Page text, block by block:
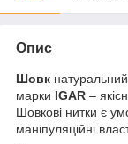
Опис
Шовк натуральний
марки IGAR –
Шовкові нитки є
маніпуляційні